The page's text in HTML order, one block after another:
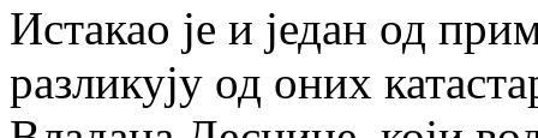
Истакао је и један од
разликују од оних